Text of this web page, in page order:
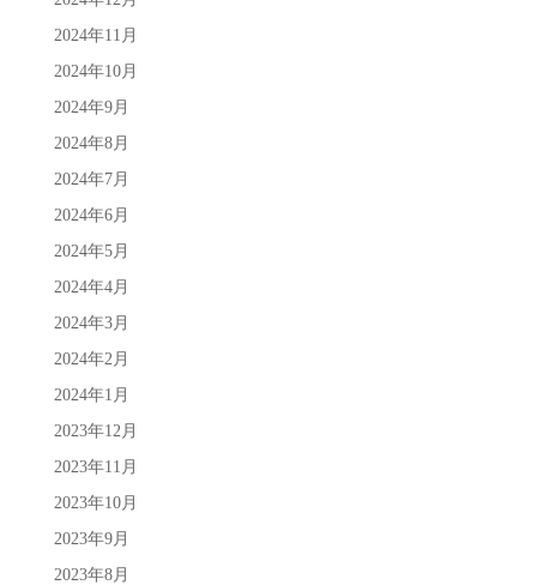
2024年11月
2024年10月
2024年9月
2024年8月
2024年7月
2024年6月
2024年5月
2024年4月
2024年3月
2024年2月
2024年1月
2023年12月
2023年11月
2023年10月
2023年9月
2023年8月